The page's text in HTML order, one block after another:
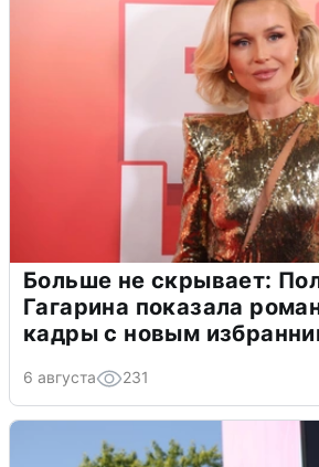
Больше не скрывает:
Гагарина показала
кадры с новым
6 августа 231